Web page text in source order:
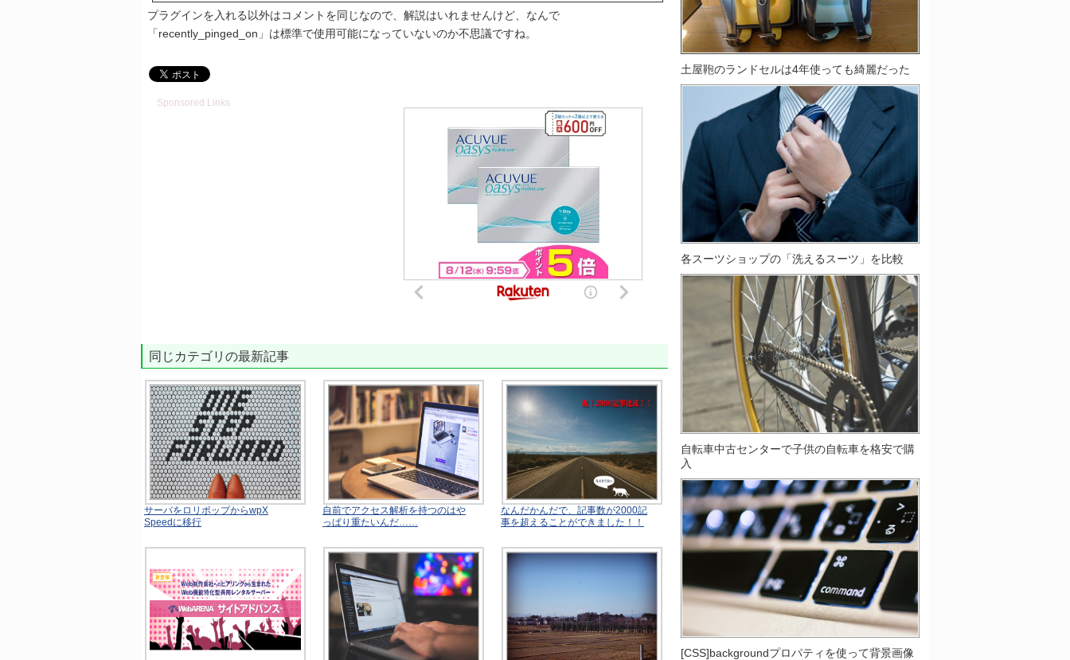
プラグインを入れる以外はコメントを同じなので、解説はいれませんけど、なんで
「recently_pinged_on」は標準で使用可能になっていないのか不思議ですね。
Sponsored Links
同じカテゴリの最新記事
サーバをロリポップからwpX
Speedに移行
自前でアクセス解析を持つのはや
っぱり重たいんだ……
なんだかんだで、記事数が2000記
事を超えることができました！！
土屋鞄のランドセルは4年使っても綺麗だった
各スーツショップの「洗えるスーツ」を比較
自転車中古センターで子供の自転車を格安で購
入
[CSS]backgroundプロパティを使って背景画像